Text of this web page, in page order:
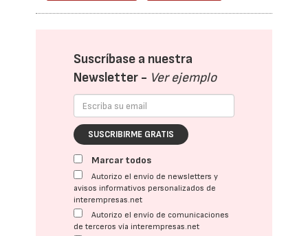
Suscríbase a nuestra
Newsletter - Ver ejemplo
SUSCRIBIRME GRATIS
Marcar todos
Autorizo el envío de newsletters y
avisos informativos personalizados de
interempresas.net
Autorizo el envío de comunicaciones
de terceros vía interempresas.net